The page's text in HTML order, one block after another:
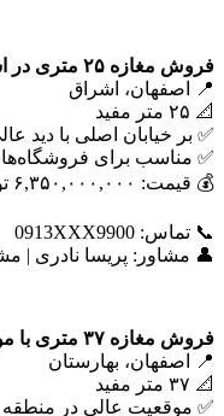
فروش مغازه ۲۵ متری در
📍 اصفهان، اشراق
📐 ۲۵ متر مفید
✅ بر خیابان اصلی با دید
✅ مناسب برای
💰 قیمت: ۶,۳۵۰,۰۰۰,۰۰۰ تومان
📞 تماس: 0913XXX9900
👤 مشاور: پریسا نادری |
فروش مغازه ۳۷ متری با
📍 اصفهان، بهارستان
📐 ۳۷ متر مفید
✅ موقعیت عالی در منطقه